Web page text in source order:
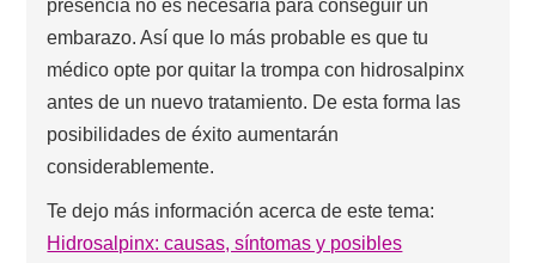
presencia no es necesaria para conseguir un
embarazo. Así que lo más probable es que tu
médico opte por quitar la trompa con hidrosalpinx
antes de un nuevo tratamiento. De esta forma las
posibilidades de éxito aumentarán
considerablemente.
Te dejo más información acerca de este tema:
Hidrosalpinx: causas, síntomas y posibles